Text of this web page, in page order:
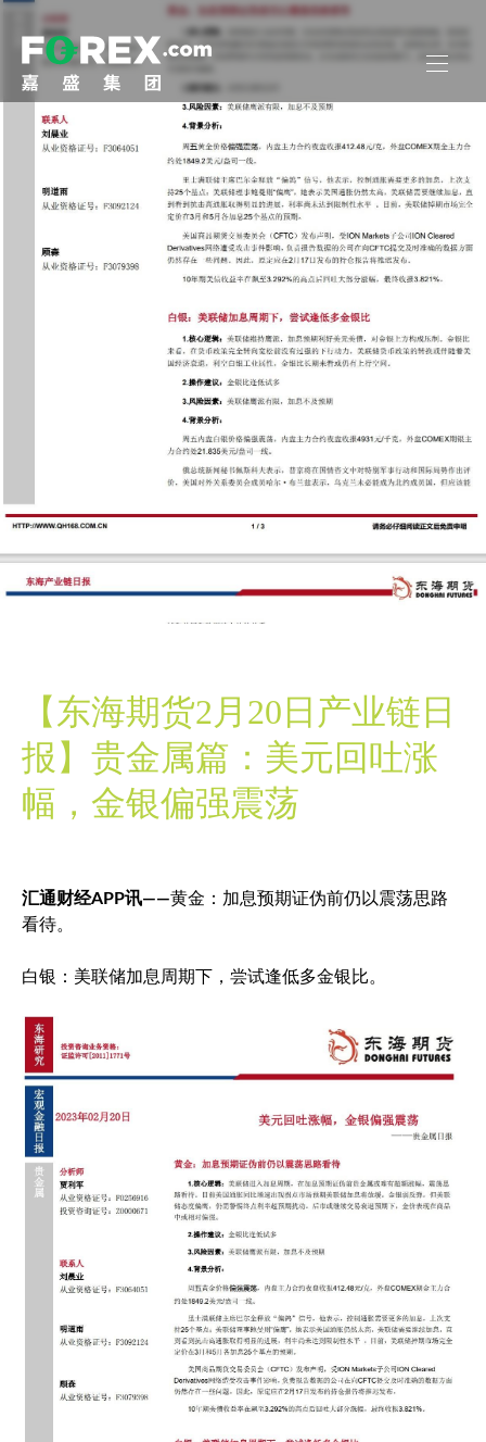
【东海期货2月20日产业链日
报】贵金属篇：美元回吐涨
幅，金银偏强震荡
汇通财经APP讯——黄金：加息预期证伪前仍以震荡思路
看待。
白银：美联储加息周期下，尝试逢低多金银比。